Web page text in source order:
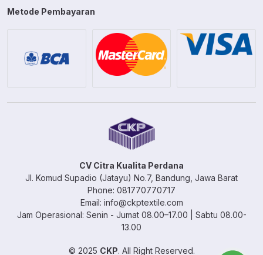
Metode Pembayaran
CV Citra Kualita Perdana
Jl. Komud Supadio (Jatayu) No.7, Bandung, Jawa Barat
Phone: 081770770717
Email: info@ckptextile.com
Jam Operasional: Senin - Jumat 08.00–17.00 | Sabtu 08.00-
13.00
© 2025 CKP. All Right Reserved.